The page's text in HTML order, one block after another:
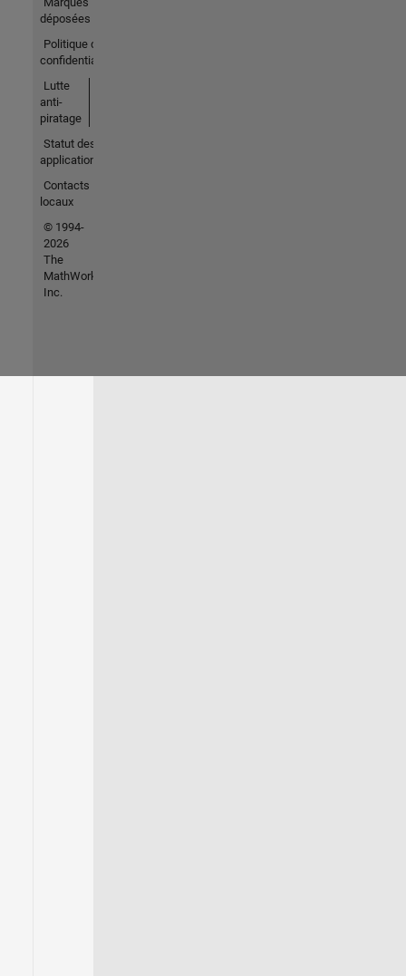
déposées
Politique de
confidentialité
Lutte
anti-
piratage
Statut des
applications
Contacts
locaux
© 1994-
2026
The
MathWorks,
Inc.